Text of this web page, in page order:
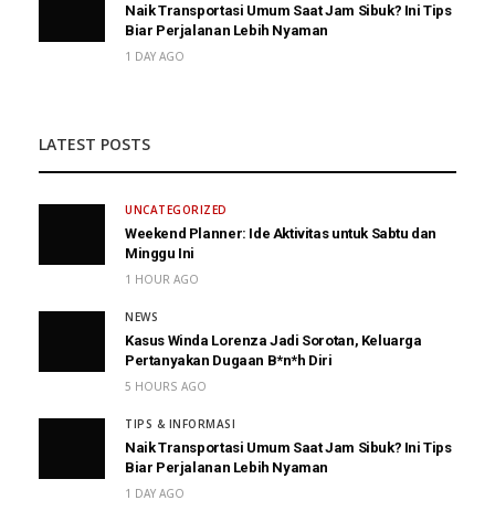
Naik Transportasi Umum Saat Jam Sibuk? Ini Tips
Biar Perjalanan Lebih Nyaman
1 DAY AGO
LATEST POSTS
UNCATEGORIZED
Weekend Planner: Ide Aktivitas untuk Sabtu dan
Minggu Ini
1 HOUR AGO
NEWS
Kasus Winda Lorenza Jadi Sorotan, Keluarga
Pertanyakan Dugaan B*n*h Diri
5 HOURS AGO
TIPS & INFORMASI
Naik Transportasi Umum Saat Jam Sibuk? Ini Tips
Biar Perjalanan Lebih Nyaman
1 DAY AGO